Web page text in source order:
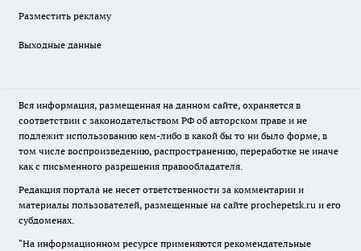
Разместить рекламу
Выходные данные
Вся информация, размещенная на данном сайте, охраняется в
соответствии с законодательством РФ об авторском праве и не
подлежит использованию кем-либо в какой бы то ни было форме, в
том числе воспроизведению, распространению, переработке не иначе
как с письменного разрешения правообладателя.
Редакция портала не несет ответственности за комментарии и
материалы пользователей, размещенные на сайте prochepetsk.ru и его
субдоменах.
"На информационном ресурсе применяются рекомендательные